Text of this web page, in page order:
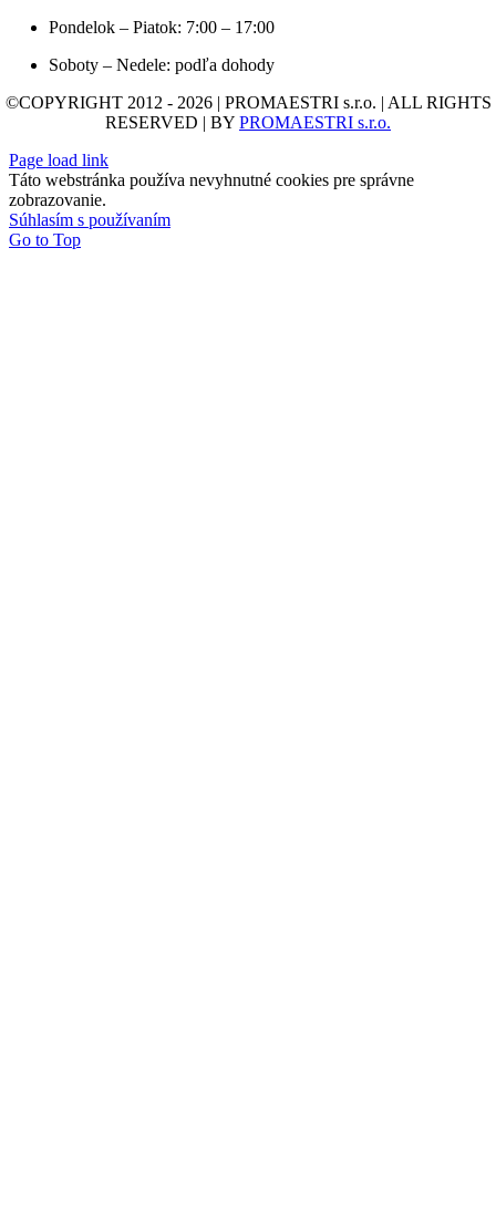
Pondelok – Piatok: 7:00 – 17:00
Soboty – Nedele: podľa dohody
©COPYRIGHT 2012 - 2026 | PROMAESTRI s.r.o. | ALL RIGHTS
RESERVED | BY PROMAESTRI s.r.o.
Page load link
Táto webstránka používa nevyhnutné cookies pre správne
zobrazovanie.
Súhlasím s používaním
Go to Top